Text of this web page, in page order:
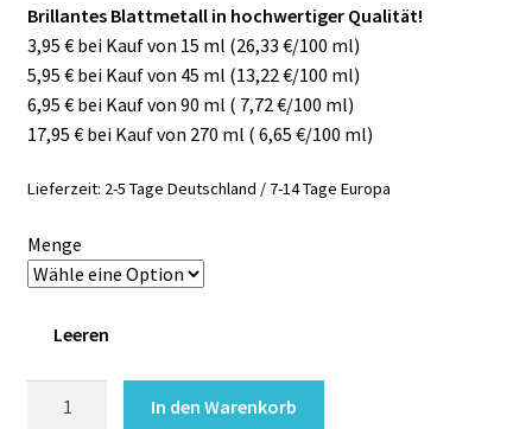
Brillantes Blattmetall in hochwertiger Qualität!
3,95 € bei Kauf von 15 ml (26,33 €/100 ml)
5,95 € bei Kauf von 45 ml (13,22 €/100 ml)
6,95 € bei Kauf von 90 ml ( 7,72 €/100 ml)
17,95 € bei Kauf von 270 ml ( 6,65 €/100 ml)
Lieferzeit: 2-5 Tage Deutschland / 7-14 Tage Europa
Menge
Leeren
In den Warenkorb